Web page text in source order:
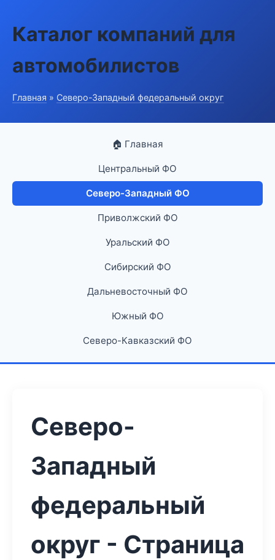
Каталог компаний для
автомобилистов
Главная » Северо-Западный федеральный округ
🏠 Главная
Центральный ФО
Северо-Западный ФО
Приволжский ФО
Уральский ФО
Сибирский ФО
Дальневосточный ФО
Южный ФО
Северо-Кавказский ФО
Северо-
Западный
федеральный
округ - Страница